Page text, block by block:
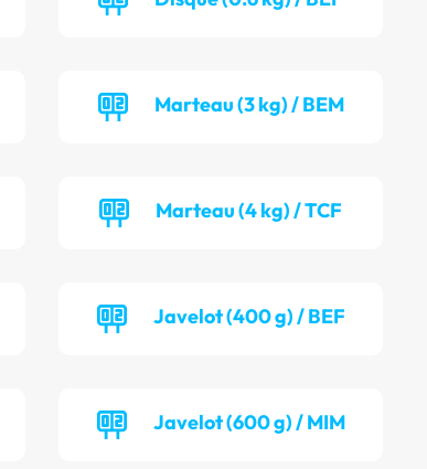
Marteau (3 kg) / BEM
Marteau (4 kg) / TCF
Javelot (400 g) / BEF
Javelot (600 g) / MIM